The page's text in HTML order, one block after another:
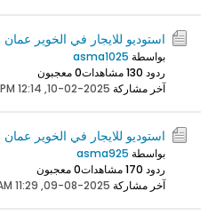
استوديو للايجار في الخوير عمان
بواسطة asma1025
ردود 0
13 مشاهدات
0 معجبون
آخر مشاركة 10-02-2025, 12:14 PM
استوديو للايجار في الخوير عمان
بواسطة asma925
ردود 0
17 مشاهدات
0 معجبون
آخر مشاركة 09-08-2025, 11:29 AM